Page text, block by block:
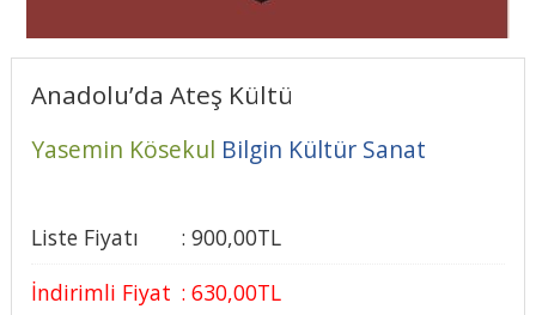
Anadolu’da Ateş Kültü
Yasemin Kösekul Bilgin Kültür Sanat
Liste Fiyatı : 900,00TL
İndirimli Fiyat : 630,00TL